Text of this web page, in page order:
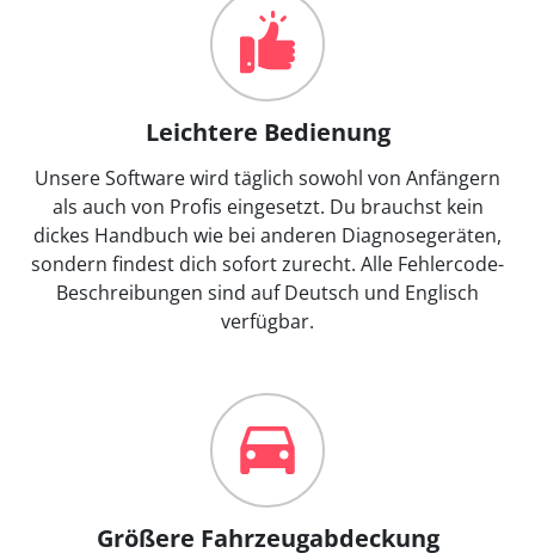
Leichtere Bedienung
Unsere Software wird täglich sowohl von Anfängern
als auch von Profis eingesetzt. Du brauchst kein
dickes Handbuch wie bei anderen Diagnosegeräten,
sondern findest dich sofort zurecht. Alle Fehlercode-
Beschreibungen sind auf Deutsch und Englisch
verfügbar.
Größere Fahrzeugabdeckung